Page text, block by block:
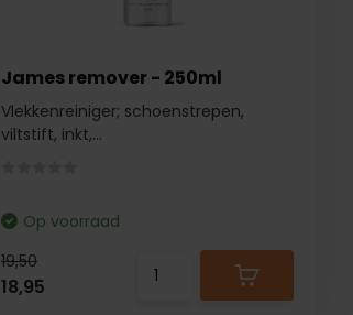
James remover - 250ml
Vlekkenreiniger; schoenstrepen,
viltstift, inkt,...
Op voorraad
19,50
18,95